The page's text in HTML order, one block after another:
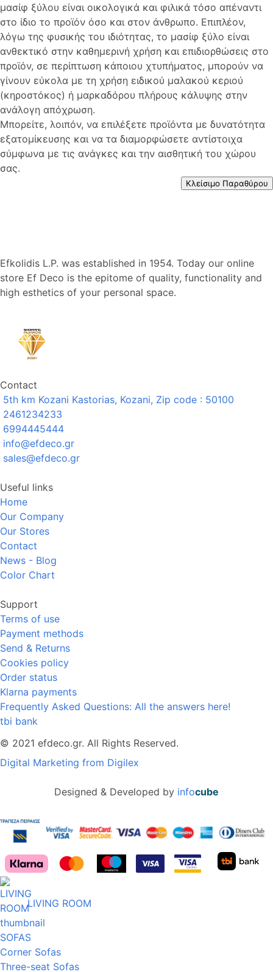
μασίφ ξύλου είναι οικολογικά και φιλικά τόσο απέναντι
στο ίδιο το προϊόν όσο και στον άνθρωπο. Επιπλέον,
λόγω της φυσικής του ιδιότητας, το μασίφ ξύλο είναι
ανθεκτικό στην καθημερινή χρήση και επιδιορθώσεις στο
προϊόν, σε περίπτωση κάποιου χτυπήματος, μπορούν να
γίνουν εύκολα με τη χρήση ειδικού μαλακού κεριού
(κηροστόκος) ή μαρκαδόρου πλήρους κάλυψης στην
ανάλογη απόχρωση.
Μπορείτε, λοιπόν, να επιλέξετε προϊόντα με δυνατότητα
εξατομίκευσης και να τα διαμορφώσετε αντίστοιχα
σύμφωνα με τις ανάγκες και την αισθητική του χώρου
σας.
Κλείσιμο Παραθύρου
Efkolidis L.P. was established in 1954. Today our online
store Ef Deco is the epitome of quality, functionality and
high esthetics of your personal space.
Contact
5th km Kozani Kastorias, Kozani, Zip code : 50100
2461234233
6994445444
info@efdeco.gr
sales@efdeco.gr
Useful links
Home
Our Company
Our Stores
Contact
News - Blog
Color Chart
Support
Terms of use
Payment methods
Send & Returns
Cookies policy
Order status
Klarna payments
Frequently Asked Questions: All the answers here!
tbi bank
© 2021 efdeco.gr. All Rights Reserved.
Digital Marketing from Digilex
Designed & Developed by infocube
LIVING ROOM
SOFAS
Corner Sofas
Three-seat Sofas